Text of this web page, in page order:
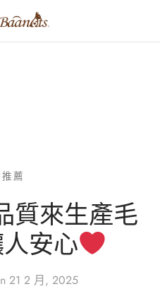
薦
質來生產毛
安心
21 2 月, 2025